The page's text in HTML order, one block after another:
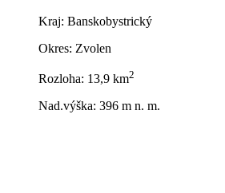
Kraj: Banskobystrický
Okres: Zvolen
Rozloha: 13,9 km2
Nad.výška: 396 m n. m.